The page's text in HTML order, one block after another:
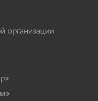
организации